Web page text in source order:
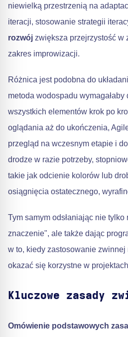
niewielką przestrzenią na
iteracji, stosowanie strategii
rozwój zwiększa przejrzystość w
zakres improwizacji.
Różnica jest podobna do
metoda wodospadu
wszystkich elementów krok po
oglądania aż do ukończenia,
przegląd na wczesnym etapie i
drodze w razie potrzeby,
takie jak odcienie kolorów lub
osiągnięcia ostatecznego,
Tym samym odsłaniając nie tylko
znaczenie", ale także dając
w to, kiedy zastosowanie
okazać się korzystne w
Kluczowe zasady
Omówienie podstawowych